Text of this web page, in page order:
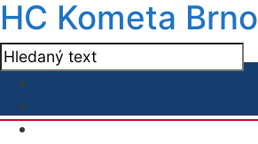
HC Kometa Brno